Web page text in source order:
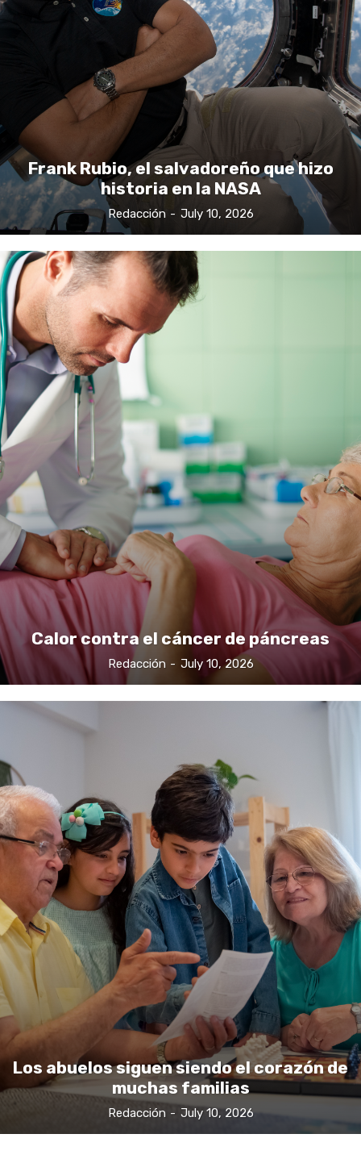
Frank Rubio, el salvadoreño que hizo
historia en la NASA
Redacción - July 10, 2026
Calor contra el cáncer de páncreas
Redacción - July 10, 2026
Los abuelos siguen siendo el corazón de
muchas familias
Redacción - July 10, 2026